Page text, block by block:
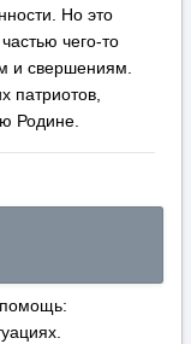
Но это
чего-то
и свершениям.
патриотов,
Родине.
помощь: